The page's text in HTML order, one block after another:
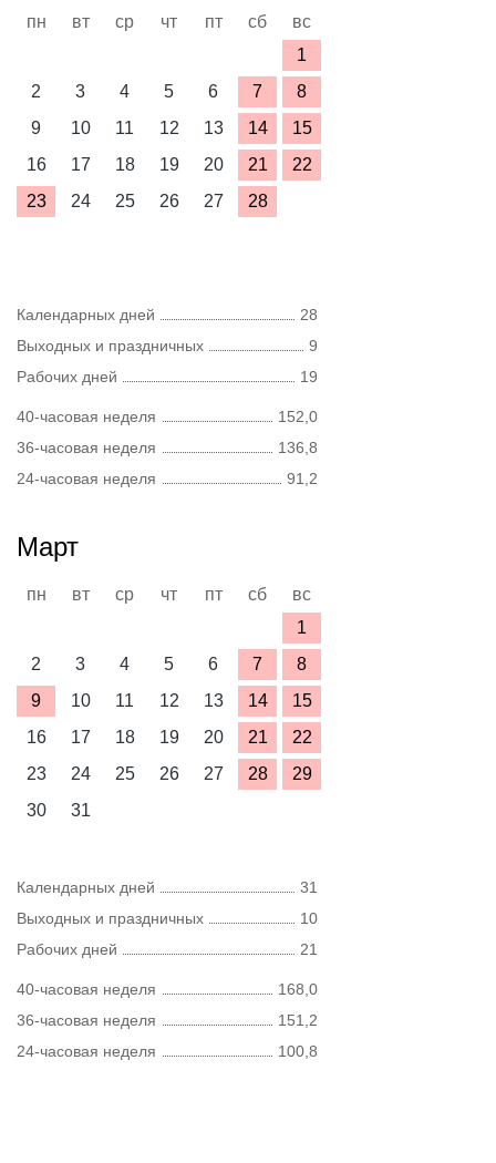
пн вт ср чт пт сб
вс
1
2
3 4 5 6 7
8
9
10 11 12 13 14
15
16
17 18 19 20 21
22
23
24 25 26 27 28
Календарных дней
28
Выходных и праздничных
9
Рабочих дней
19
40-часовая неделя
152,0
36-часовая неделя
136,8
24-часовая неделя
91,2
Март
пн вт ср чт пт сб
вс
1
2
3 4 5 6 7
8
9
10 11 12 13 14
15
16
17 18 19 20 21
22
23
24 25 26 27 28
29
30
31
Календарных дней
31
Выходных и праздничных
10
Рабочих дней
21
40-часовая неделя
168,0
36-часовая неделя
151,2
24-часовая неделя
100,8